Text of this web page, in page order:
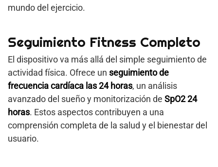
mundo del ejercicio.
Seguimiento Fitness Completo
El dispositivo va más allá del simple seguimiento de
actividad física. Ofrece un seguimiento de
frecuencia cardíaca las 24 horas, un análisis
avanzado del sueño y monitorización de SpO2 24
horas. Estos aspectos contribuyen a una
comprensión completa de la salud y el bienestar del
usuario.